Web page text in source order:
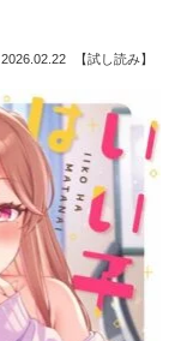
2026.02.22 【試し読み】